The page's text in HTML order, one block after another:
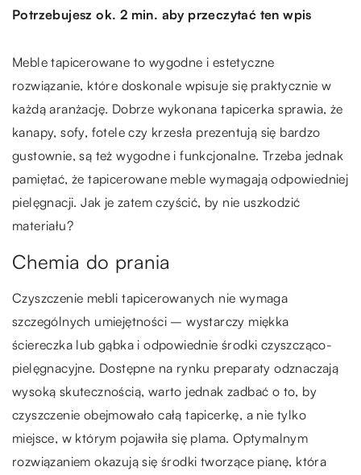
Potrzebujesz ok. 2 min. aby przeczytać ten wpis
Meble tapicerowane to wygodne i estetyczne
rozwiązanie, które doskonale wpisuje się praktycznie w
każdą aranżację. Dobrze wykonana tapicerka sprawia, że
kanapy, sofy, fotele czy krzesła prezentują się bardzo
gustownie, są też wygodne i funkcjonalne. Trzeba jednak
pamiętać, że tapicerowane meble wymagają odpowiedniej
pielęgnacji. Jak je zatem czyścić, by nie uszkodzić
materiału?
Chemia do prania
Czyszczenie mebli tapicerowanych nie wymaga
szczególnych umiejętności – wystarczy miękka
ściereczka lub gąbka i odpowiednie środki czyszcząco-
pielęgnacyjne. Dostępne na rynku preparaty odznaczają
wysoką skutecznością, warto jednak zadbać o to, by
czyszczenie obejmowało całą tapicerkę, a nie tylko
miejsce, w którym pojawiła się plama. Optymalnym
rozwiązaniem okazują się środki tworzące pianę, która